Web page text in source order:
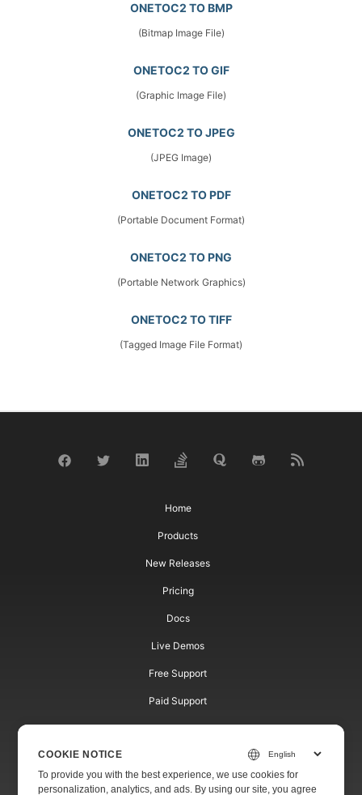
ONETOC2 TO BMP
(Bitmap Image File)
ONETOC2 TO GIF
(Graphic Image File)
ONETOC2 TO JPEG
(JPEG Image)
ONETOC2 TO PDF
(Portable Document Format)
ONETOC2 TO PNG
(Portable Network Graphics)
ONETOC2 TO TIFF
(Tagged Image File Format)
Home
Products
New Releases
Pricing
Docs
Live Demos
Free Support
Paid Support
Paid Consulting
Websites
COOKIE NOTICE
To provide you with the best experience, we use cookies for
personalization, analytics, and ads. By using our site, you agree